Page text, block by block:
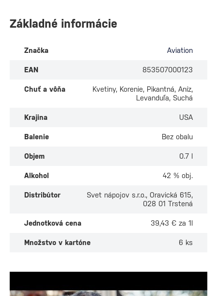
Základné informácie
Značka Aviation
EAN 853507000123
Chuť a vôňa
Kvetiny, Korenie, Pikantná, Aníz,
Levanduľa, Suchá
Krajina USA
Balenie Bez obalu
Objem 0.7 l
Alkohol 42 % obj.
Distribútor
Svet nápojov s.r.o., Oravická 615,
028 01 Trstená
Jednotková cena 39,43 € za 1l
Množstvo v kartóne 6 ks